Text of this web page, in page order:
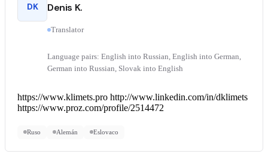
DK Denis K.
Translator
Language pairs: English into Russian, English into German,
German into Russian, Slovak into English
https://www.klimets.pro http://www.linkedin.com/in/dklimets
https://www.proz.com/profile/2514472
Ruso Alemán Eslovaco